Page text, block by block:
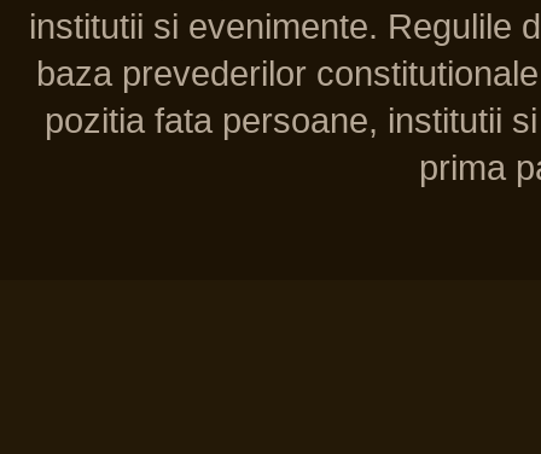
institutii si evenimente. Regulile
baza prevederilor
pozitia fata persoane, institutii
prima